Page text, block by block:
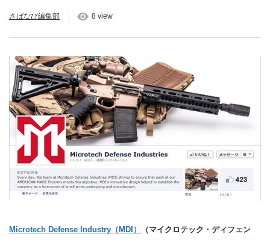
さばなび編集部 8 view
Microtech Defense Industry（MDI） （マイクロテック・ディフェン